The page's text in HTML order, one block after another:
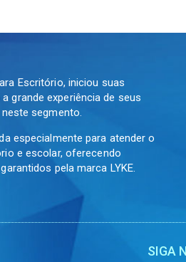
Escritório, iniciou suas
grande experiência de seus
segmento.
especialmente para atender o
e escolar, oferecendo
pela marca LYKE.
SIGA